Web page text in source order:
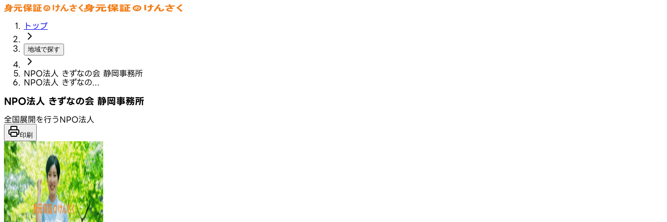
トップ
地域で探す
NPO法人 きずなの会 静岡事務所
NPO法人 きずなの...
NPO法人 きずなの会 静岡事務所
全国展開を行うNPO法人
印刷